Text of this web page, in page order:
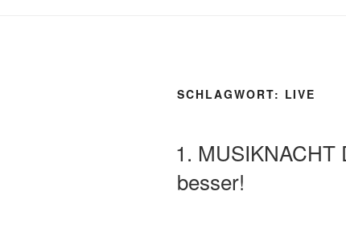
SCHLAGWORT: LIVE
AM
1. MUSIKNACHT
besser!